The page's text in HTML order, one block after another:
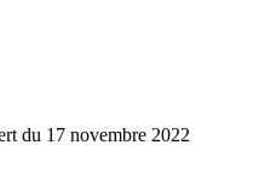
du 17 novembre 2022